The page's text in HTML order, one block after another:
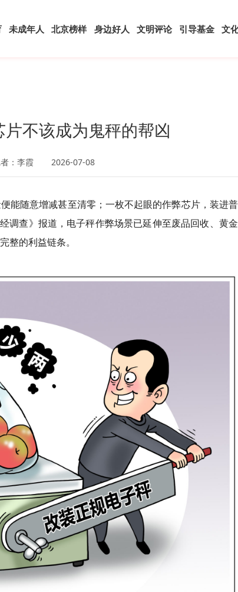
未成年人 北京榜样 身边好人 文明评论 引导基金 文
不该成为鬼秤的帮凶
：李霞 2026-07-08
能随意增减甚至清零；一枚不起眼的作弊芯片，装进
调查》报道，电子秤作弊场景已延伸至废品回收、黄
整的利益链条。